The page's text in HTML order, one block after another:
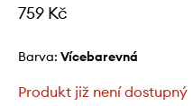
759 Kč
Barva: vícebarevná
Produkt již není dostupný